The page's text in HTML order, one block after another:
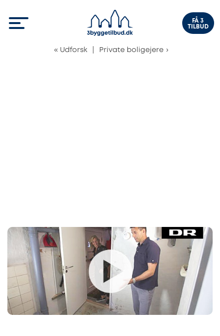
FÅ 3
TILBUD
« Udforsk Private boligejere ›